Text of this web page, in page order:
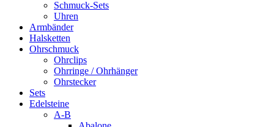
Schmuck-Sets
Uhren
Armbänder
Halsketten
Ohrschmuck
Ohrclips
Ohrringe / Ohrhänger
Ohrstecker
Sets
Edelsteine
A-B